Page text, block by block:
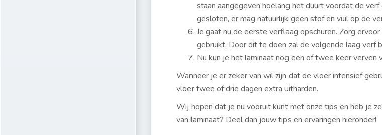
staan aangegeven hoelang het duurt voordat de
gesloten, er mag natuurlijk geen stof en vuil op de
Je gaat nu de eerste verflaag opschuren. Zorg
gebruikt. Door dit te doen zal de volgende laag verf
Nu kun je het laminaat nog een of twee keer
Wanneer je er zeker van wil zijn dat de vloer intensief
vloer twee of drie dagen extra uitharden.
Wij hopen dat je nu vooruit kunt met onze tips en heb je
van laminaat? Deel dan jouw tips en ervaringen hieronder!